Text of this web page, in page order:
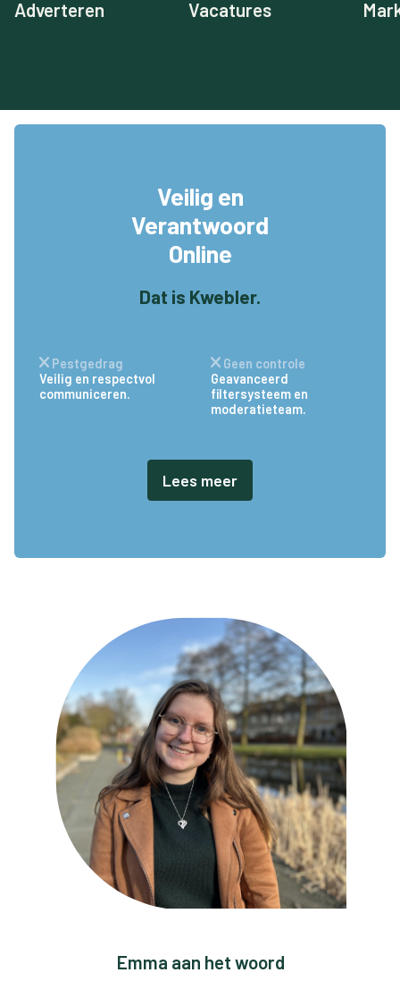
Adverteren Vacatures
Veilig en
Verantwoord
Online
Dat is Kwebler.
Pestgedrag
Veilig en respectvol
communiceren.
Geen controle
Geavanceerd
filtersysteem en
moderatieteam.
Lees meer
Emma aan het woord